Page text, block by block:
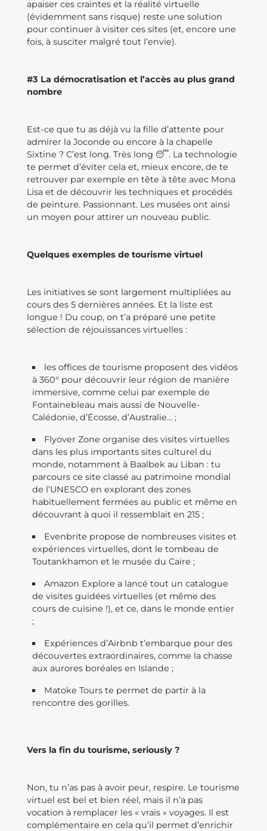
apaiser ces craintes et la réalité virtuelle
(évidemment sans risque) reste une solution
pour continuer à visiter ces sites (et, encore une
fois, à susciter malgré tout l’envie).
#3 La démocratisation et l’accès au plus grand
nombre
Est-ce que tu as déjà vu la fille d’attente pour
admirer la Joconde ou encore à la chapelle
Sixtine ? C’est long. Très long 😴. La technologie
te permet d’éviter cela et, mieux encore, de te
retrouver par exemple en tête à tête avec Mona
Lisa et de découvrir les techniques et procédés
de peinture. Passionnant. Les musées ont ainsi
un moyen pour attirer un nouveau public.
Quelques exemples de tourisme virtuel
Les initiatives se sont largement multipliées au
cours des 5 dernières années. Et la liste est
longue ! Du coup, on t’a préparé une petite
sélection de réjouissances virtuelles :
les offices de tourisme proposent des vidéos
à 360° pour découvrir leur région de manière
immersive, comme celui par exemple de
Fontainebleau mais aussi de Nouvelle-
Calédonie, d’Écosse, d’Australie… ;
Flyover Zone organise des visites virtuelles
dans les plus importants sites culturel du
monde, notamment à Baalbek au Liban : tu
parcours ce site classé au patrimoine mondial
de l’UNESCO en explorant des zones
habituellement fermées au public et même en
découvrant à quoi il ressemblait en 215 ;
Evenbrite propose de nombreuses visites et
expériences virtuelles, dont le tombeau de
Toutankhamon et le musée du Caire ;
Amazon Explore a lancé tout un catalogue
de visites guidées virtuelles (et même des
cours de cuisine !), et ce, dans le monde entier
;
Expériences d’Airbnb t’embarque pour des
découvertes extraordinaires, comme la chasse
aux aurores boréales en Islande ;
Matoke Tours te permet de partir à la
rencontre des gorilles.
Vers la fin du tourisme, seriously ?
Non, tu n’as pas à avoir peur, respire. Le tourisme
virtuel est bel et bien réel, mais il n’a pas
vocation à remplacer les « vrais » voyages. Il est
complémentaire en cela qu’il permet d’enrichir